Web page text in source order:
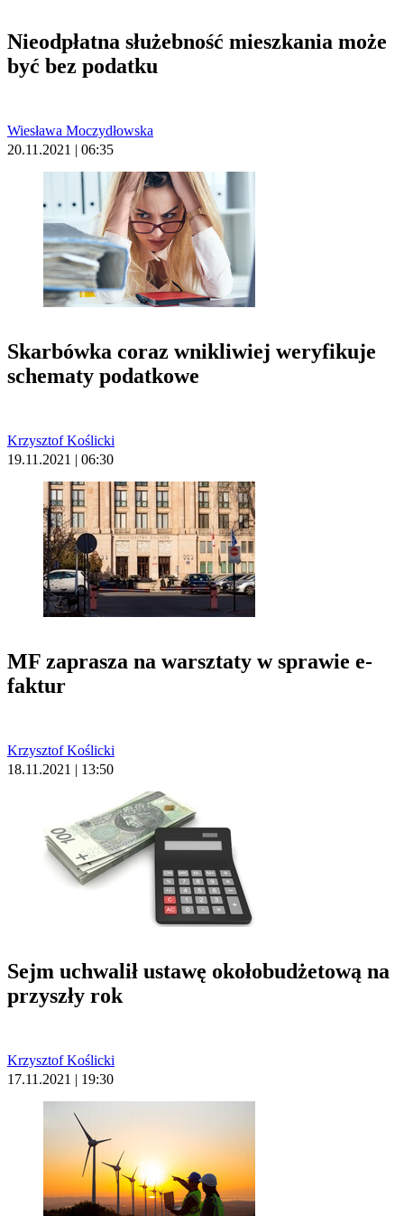
Nieodpłatna służebność mieszkania może
być bez podatku
Wiesława Moczydłowska
20.11.2021 | 06:35
Skarbówka coraz wnikliwiej weryfikuje
schematy podatkowe
Krzysztof Koślicki
19.11.2021 | 06:30
MF zaprasza na warsztaty w sprawie e-
faktur
Krzysztof Koślicki
18.11.2021 | 13:50
Sejm uchwalił ustawę okołobudżetową na
przyszły rok
Krzysztof Koślicki
17.11.2021 | 19:30